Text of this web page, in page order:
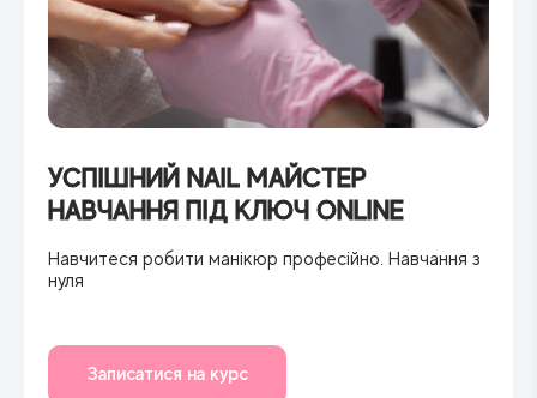
УСПІШНИЙ NAIL МАЙСТЕР
НАВЧАННЯ ПІД КЛЮЧ ONLINE
Навчитеся робити манікюр професійно. Навчання з
нуля
Записатися на курс